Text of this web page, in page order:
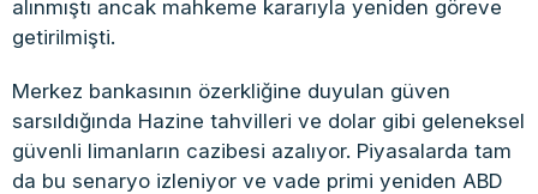
alınmıştı ancak mahkeme kararıyla yeniden göreve
getirilmişti.
Merkez bankasının özerkliğine duyulan güven
sarsıldığında Hazine tahvilleri ve dolar gibi geleneksel
güvenli limanların cazibesi azalıyor. Piyasalarda tam
da bu senaryo izleniyor ve vade primi yeniden ABD